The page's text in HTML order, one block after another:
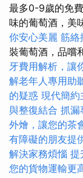
最多0-9歲的免
味的葡萄酒，美
你安心美麗 筋絡
裝葡萄酒，品嚐
牙費用解析，讓
解老年人專用助
的疑惑 現代簡約
與整復結合 抓漏
外燴，讓您的茶
有障礙的朋友提
解決家務煩惱 提
您的貨物運輸更